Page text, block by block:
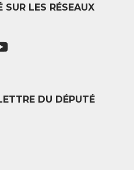
LES RÉSEAUX
DU DÉPUTÉ